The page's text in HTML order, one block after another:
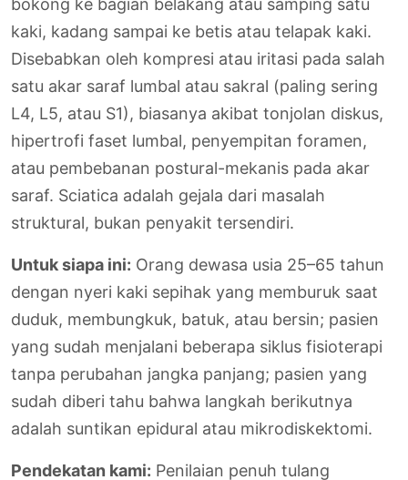
bokong ke bagian belakang atau samping satu
kaki, kadang sampai ke betis atau telapak kaki.
Disebabkan oleh kompresi atau iritasi pada salah
satu akar saraf lumbal atau sakral (paling sering
L4, L5, atau S1), biasanya akibat tonjolan diskus,
hipertrofi faset lumbal, penyempitan foramen,
atau pembebanan postural-mekanis pada akar
saraf. Sciatica adalah gejala dari masalah
struktural, bukan penyakit tersendiri.
Untuk siapa ini: Orang dewasa usia 25–65 tahun
dengan nyeri kaki sepihak yang memburuk saat
duduk, membungkuk, batuk, atau bersin; pasien
yang sudah menjalani beberapa siklus fisioterapi
tanpa perubahan jangka panjang; pasien yang
sudah diberi tahu bahwa langkah berikutnya
adalah suntikan epidural atau mikrodiskektomi.
Pendekatan kami: Penilaian penuh tulang